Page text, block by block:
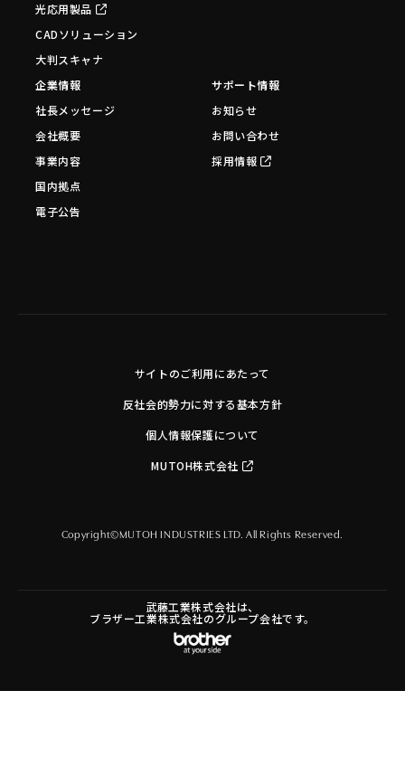
光応用製品
CADソリューション
大判スキャナ
企業情報
社長メッセージ
会社概要
事業内容
国内拠点
電子公告
サポート情報
お知らせ
お問い合わせ
採用情報
サイトのご利用にあたって
反社会的勢力に対する基本方針
個人情報保護について
MUTOH株式会社
Copyright©MUTOH INDUSTRIES LTD. All Rights Reserved.
武藤工業株式会社は、
ブラザー工業株式会社のグループ会社です。